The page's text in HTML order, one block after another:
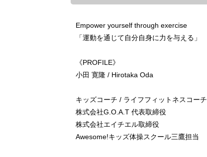
Empower yourself through exercise
​「運動を通じて自分自身に力を与える」
《PROFILE》
小田 寛隆 / Hirotaka Oda
キッズコーチ / ライフフィットネスコーチ
株式会社G.O.A.T 代表取締役
株式会社エイチエル取締役
Awesome!キッズ体操スクール三鷹担当